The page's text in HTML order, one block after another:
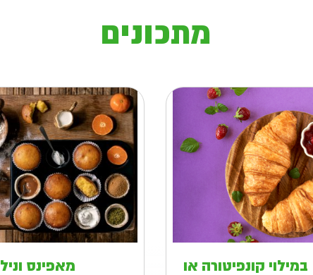
מתכונים
קונפיטורה או מאפינס וניל